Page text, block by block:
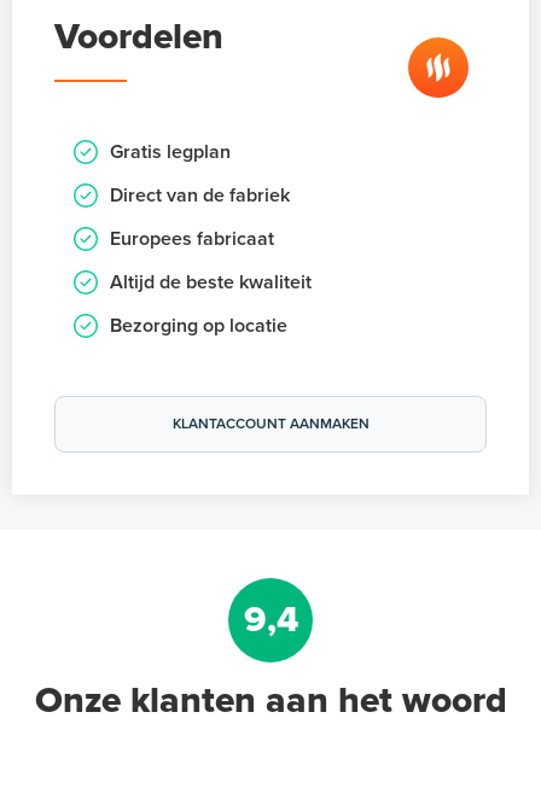
Voordelen
Gratis legplan
Direct van de fabriek
Europees fabricaat
Altijd de beste kwaliteit
Bezorging op locatie
KLANTACCOUNT AANMAKEN
9,4
Onze klanten aan het woord